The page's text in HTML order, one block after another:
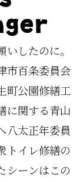
したのに。
市百条委員会
町公園修繕工
に関する青山
八太正年委員
トイレ修繕の
シーンはこの